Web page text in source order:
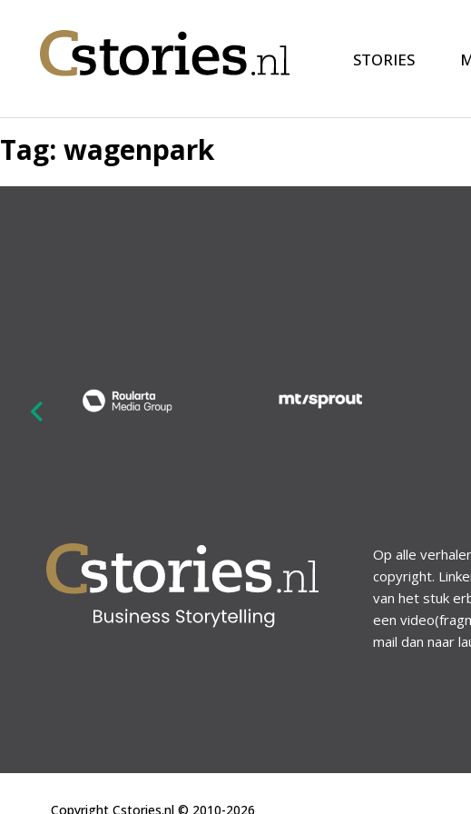
STORIES
Tag: wagenpark
Op alle
copyright.
van het stuk
een
mail dan naar
Copyright Cstories.nl © 2010-2026